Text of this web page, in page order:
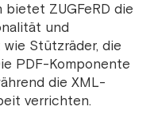
ZUGFeRD die
und
Stützräder, die
PDF-Komponente
die XML-
verrichten.